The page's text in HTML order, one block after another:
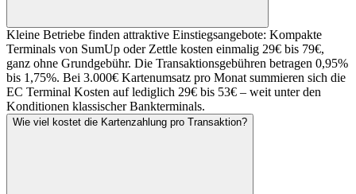
Kleine Betriebe finden attraktive Einstiegsangebote: Kompakte
Terminals von SumUp oder Zettle kosten einmalig 29€ bis 79€,
ganz ohne Grundgebühr. Die Transaktionsgebühren betragen 0,95%
bis 1,75%. Bei 3.000€ Kartenumsatz pro Monat summieren sich die
EC Terminal Kosten auf lediglich 29€ bis 53€ – weit unter den
Konditionen klassischer Bankterminals.
Wie viel kostet die Kartenzahlung pro Transaktion?